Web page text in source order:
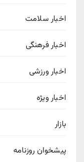
اخبار سلامت
اخبار فرهنگی
اخبار ورزشی
اخبار ویژه
بازار
پیشخوان روزنامه